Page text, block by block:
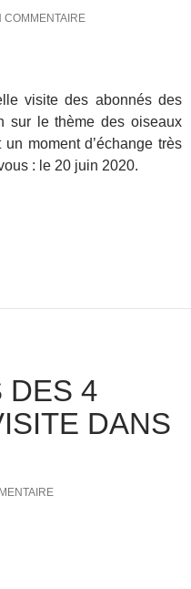
COMMENTAIRE
visite des abonnés des
sur le thème des oiseaux
moment d’échange très
: le 20 juin 2020.
DES 4
DANS